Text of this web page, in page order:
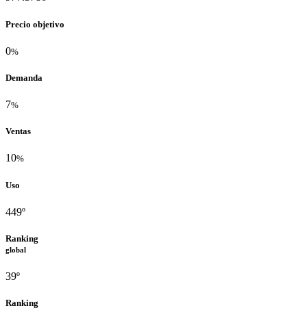
Precio objetivo
0%
Demanda
7%
Ventas
10%
Uso
449º
Ranking
global
39º
Ranking